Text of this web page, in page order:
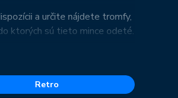
a určite nájdete tromfy,
ktorých sú tieto mince odeté.
Retro